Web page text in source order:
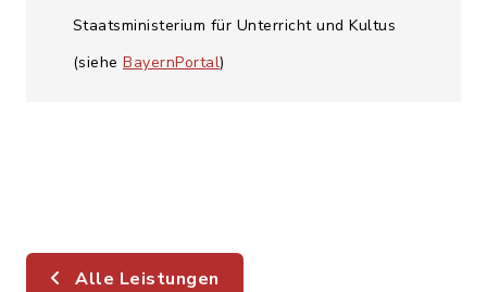
Staatsministerium für Unterricht und Kultus
(siehe BayernPortal)
Alle Leistungen